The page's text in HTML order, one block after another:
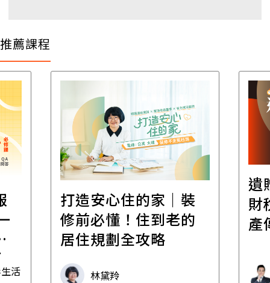
推薦課程
活
打造安心住的家｜裝
修前必懂！住到老的
居住規劃全攻略
林黛羚
遺
財
產